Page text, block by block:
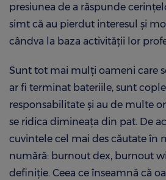
presiunea de a răspunde
simt că au pierdut interesul și
cândva la baza activității lor
Sunt tot mai mulți oameni care
ar fi terminat bateriile, sunt
responsabilitate și au de multe
se ridica dimineața din pat. De
cuvintele cel mai des căutate în
numără: burnout dex, burnout
definiție. Ceea ce înseamnă că